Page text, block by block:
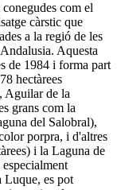
com el
càrstic que
a la regió de les
Aquesta
de 1984 i forma part
hectàrees
Aguilar de la
grans com la
del Salobral),
porpra, i d'altres
i la Laguna de
Luque, es pot